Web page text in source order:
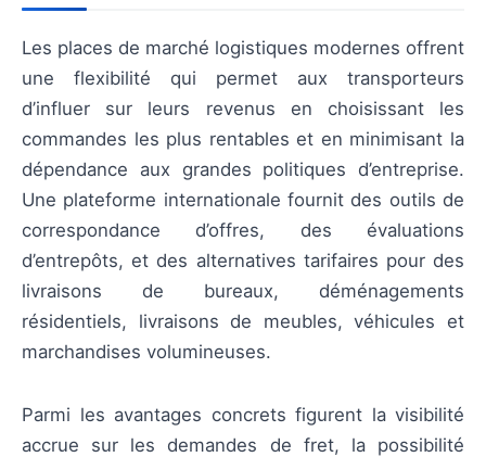
Les places de marché logistiques modernes offrent
une flexibilité qui permet aux transporteurs
d’influer sur leurs revenus en choisissant les
commandes les plus rentables et en minimisant la
dépendance aux grandes politiques d’entreprise.
Une plateforme internationale fournit des outils de
correspondance d’offres, des évaluations
d’entrepôts, et des alternatives tarifaires pour des
livraisons de bureaux, déménagements
résidentiels, livraisons de meubles, véhicules et
marchandises volumineuses.
Parmi les avantages concrets figurent la visibilité
accrue sur les demandes de fret, la possibilité